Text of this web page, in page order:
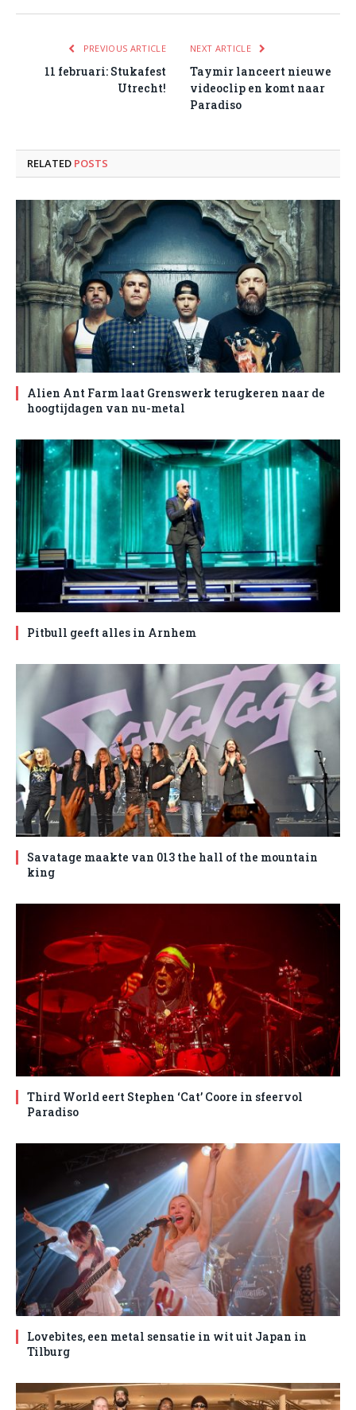
PREVIOUS ARTICLE
11 februari: Stukafest
Utrecht!
NEXT ARTICLE
Taymir lanceert nieuwe
videoclip en komt naar
Paradiso
RELATED POSTS
Alien Ant Farm laat Grenswerk terugkeren naar de
hoogtijdagen van nu-metal
Pitbull geeft alles in Arnhem
Savatage maakte van 013 the hall of the mountain
king
Third World eert Stephen ‘Cat’ Coore in sfeervol
Paradiso
Lovebites, een metal sensatie in wit uit Japan in
Tilburg